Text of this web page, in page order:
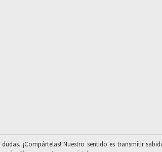
¡Compártelas! Nuestro sentido es transmitir